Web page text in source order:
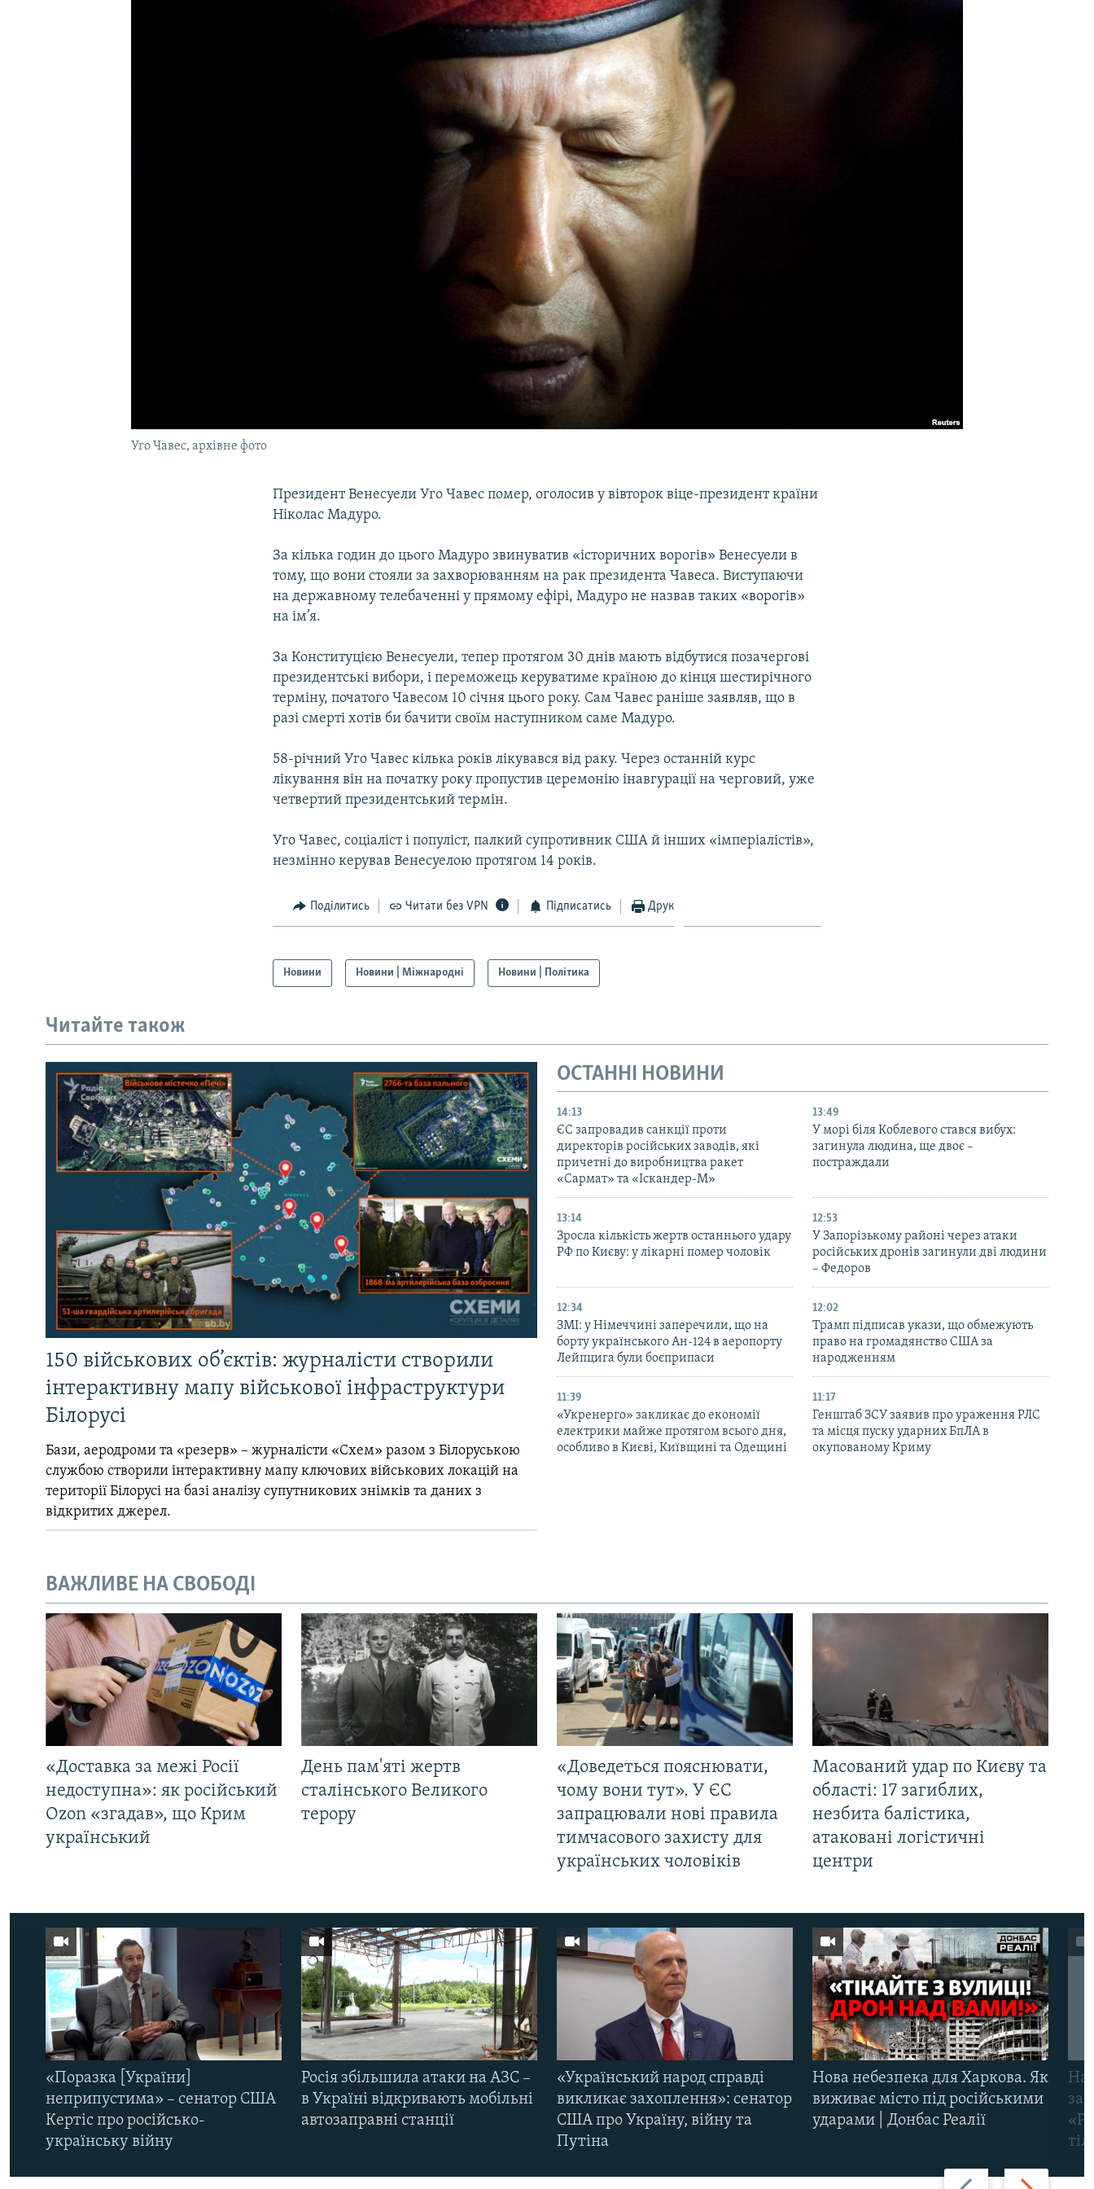
Уго Чавес, архівне фото
Президент Венесуели Уго Чавес помер, оголосив у вівторок віце-президент країни
Ніколас Мадуро.
За кілька годин до цього Мадуро звинуватив «історичних ворогів» Венесуели в
тому, що вони стояли за захворюванням на рак президента Чавеса. Виступаючи
на державному телебаченні у прямому ефірі, Мадуро не назвав таких «ворогів»
на ім’я.
За Конституцією Венесуели, тепер протягом 30 днів мають відбутися позачергові
президентські вибори, і переможець керуватиме країною до кінця шестирічного
терміну, початого Чавесом 10 січня цього року. Сам Чавес раніше заявляв, що в
разі смерті хотів би бачити своїм наступником саме Мадуро.
58-річний Уго Чавес кілька років лікувався від раку. Через останній курс
лікування він на початку року пропустив церемонію інавгурації на черговий, уже
четвертий президентський термін.
Уго Чавес, соціаліст і популіст, палкий супротивник США й інших «імперіалістів»,
незмінно керував Венесуелою протягом 14 років.
Поділитись Читати без VPN Підписатись Друк
Новини Новини | Міжнародні Новини | Політика
Читайте також
150 військових об’єктів: журналісти створили
інтерактивну мапу військової інфраструктури
Білорусі
Бази, аеродроми та «резерв» – журналісти «Схем» разом з Білоруською
службою створили інтерактивну мапу ключових військових локацій на
території Білорусі на базі аналізу супутникових знімків та даних з
відкритих джерел.
ОСТАННІ НОВИНИ
14:13
ЄС запровадив санкції проти
директорів російських заводів, які
причетні до виробництва ракет
«Сармат» та «Іскандер-М»
13:49
У морі біля Коблевого стався вибух:
загинула людина, ще двоє –
постраждали
13:14
Зросла кількість жертв останнього удару
РФ по Києву: у лікарні помер чоловік
12:53
У Запорізькому районі через атаки
російських дронів загинули дві людини
– Федоров
12:34
ЗМІ: у Німеччині заперечили, що на
борту українського Ан-124 в аеропорту
Лейпцига були боєприпаси
12:02
Трамп підписав укази, що обмежують
право на громадянство США за
народженням
11:39
«Укренерго» закликає до економії
електрики майже протягом всього дня,
особливо в Києві, Київщині та Одещині
11:17
Генштаб ЗСУ заявив про ураження РЛС
та місця пуску ударних БпЛА в
окупованому Криму
ВАЖЛИВЕ НА СВОБОДІ
«Доставка за межі Росії
недоступна»: як російський
Ozon «згадав», що Крим
український
День пам'яті жертв
сталінського Великого
терору
«Доведеться пояснювати,
чому вони тут». У ЄС
запрацювали нові правила
тимчасового захисту для
українських чоловіків
Масований удар по Києву та
області: 17 загиблих,
незбита балістика,
атаковані логістичні
центри
Назад Вперед
«Поразка [України]
неприпустима» – сенатор США
Кертіс про російсько-
українську війну
Росія збільшила атаки на АЗС –
в Україні відкривають мобільні
автозаправні станції
«Український народ справді
викликає захоплення»: сенатор
США про Україну, війну та
Путіна
Нова небезпека для Харкова. Як
виживає місто під російськими
ударами | Донбас Реалії